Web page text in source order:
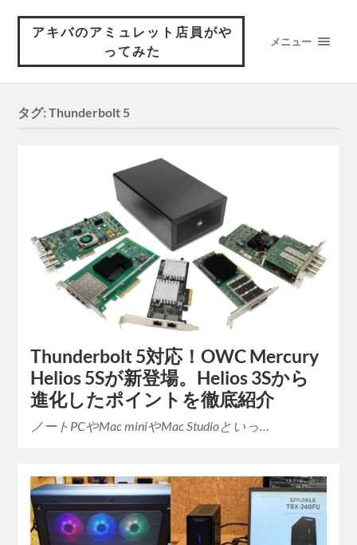
アキバのアミュレット店員がや
ってみた
メニュー
タグ:Thunderbolt 5
Thunderbolt 5対応！OWC Mercury
Helios 5Sが新登場。Helios 3Sから
進化したポイントを徹底紹介
ノートPCやMac miniやMac Studioといっ…